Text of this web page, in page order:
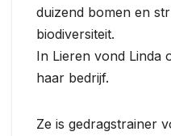
duizend bomen en
biodiversiteit.
In Lieren vond Linda
haar bedrijf.
Ze is gedragstrainer